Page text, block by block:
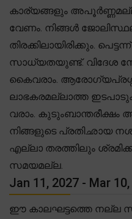
കാര്യങ്ങളും
വേണം. നിങ്ങൾ
തിരക്കിലായിരിക്കും.
സാധ്യതയുണ്ട്. വിദേശ
കൈവരാം.
ലാഭകരമല്ലാത്ത
വരാം. കുടുംബാന്തരീക്ഷം
നിങ്ങളുടെ പ്രതിഛായ
എല്ലാ തരത്തിലും
സമയമല്ല.
Jan 11, 2027 - Mar
ഈ കാലഘട്ടത്തെ നല്ല